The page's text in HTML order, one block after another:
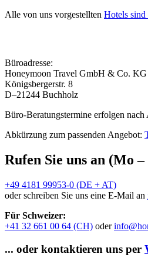
Alle von uns vorgestellten Hotels
Büroadresse:
Honeymoon Travel GmbH & Co. KG
Königsbergerstr. 8
D–21244 Buchholz
Büro-Beratungstermine erfolgen
Abkürzung zum passenden Angebot:
Rufen Sie uns an (Mo
+49 4181 99953-0 (DE + AT)
oder schreiben Sie uns eine E-Mail an
Für Schweizer:
+41 32 661 00 64 (CH) oder
... oder kontaktieren uns per